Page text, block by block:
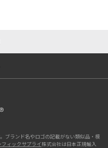
ブランド名やロゴの記載がない類似品・模
フィックサプライ株式会社は日本正規輸入